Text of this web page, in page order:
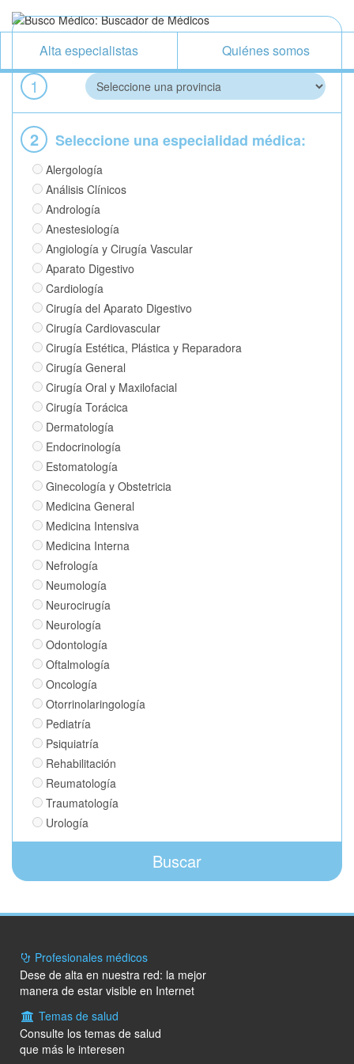
Alta especialistas Quiénes somos
1
2 Seleccione una especialidad médica:
Alergología
Análisis Clínicos
Andrología
Anestesiología
Angiología y Cirugía Vascular
Aparato Digestivo
Cardiología
Cirugía del Aparato Digestivo
Cirugía Cardiovascular
Cirugía Estética, Plástica y Reparadora
Cirugía General
Cirugía Oral y Maxilofacial
Cirugía Torácica
Dermatología
Endocrinología
Estomatología
Ginecología y Obstetricia
Medicina General
Medicina Intensiva
Medicina Interna
Nefrología
Neumología
Neurocirugía
Neurología
Odontología
Oftalmología
Oncología
Otorrinolaringología
Pediatría
Psiquiatría
Rehabilitación
Reumatología
Traumatología
Urología
Buscar
Profesionales médicos
Dese de alta en nuestra red: la mejor
manera de estar visible en Internet
Temas de salud
Consulte los temas de salud
que más le interesen